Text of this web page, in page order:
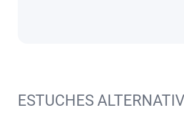
ESTUCHES